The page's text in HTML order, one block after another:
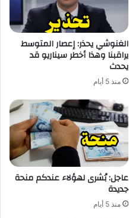
الغنوشي يحذر: إعصار المتوسط
يراقبنا وهذا أخطر سيناريو قد
يحدث
منذ 5 أيام
عاجل: بُشرى لهؤلاء عندكم منحة
جديدة
منذ 5 أيام